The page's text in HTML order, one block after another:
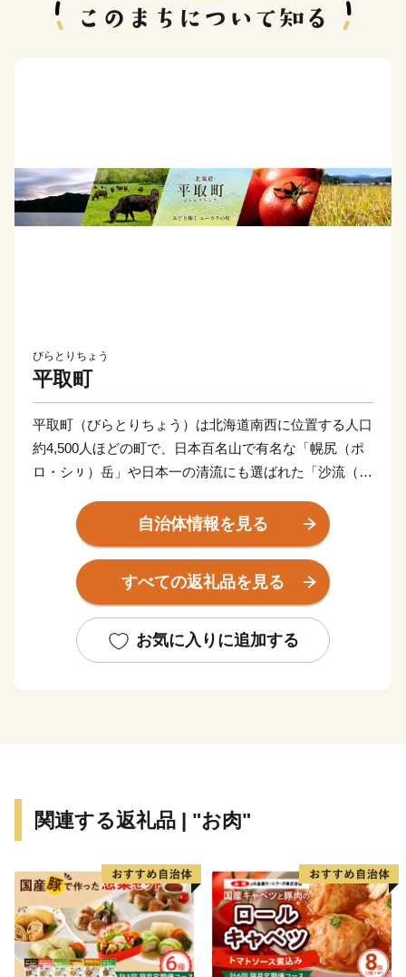
びらとりちょう
平取町
平取町（びらとりちょう）は北海道南西に位置する人口
約4,500人ほどの町で、日本百名山で有名な「幌尻（ポ
ロ・シㇼ）岳」や日本一の清流にも選ばれた「沙流（さ
るまちです。
雄大な沙流川に育まれた自然環境では、出荷量全道一の
出荷量を誇る「びらとりトマト」を使った「ニㇱパの恋
牛の「びらとり和牛」、ゆめぴりかコンテストで最高金
賞を受賞した「ゆめぴりか」など全国に誇れる逸品が揃
間「二風谷コタン」があります。2019年4月にはアイヌ
レㇱパ」がオープンしました。その他にも、野生の「す
ずらん」が日本一の広さで咲き誇るすずらん群生地、義
経の御神像が安置され祭られている「義経神社」やアイ
ヌ民族から判官カムイとして親しまれた義経にまつわる
資料を展示している「義経資料館」、オートキャンプ場
自治体情報を見る
すべての返礼品を見る
お気に入りに追加する
関連する返礼品 | "お肉"